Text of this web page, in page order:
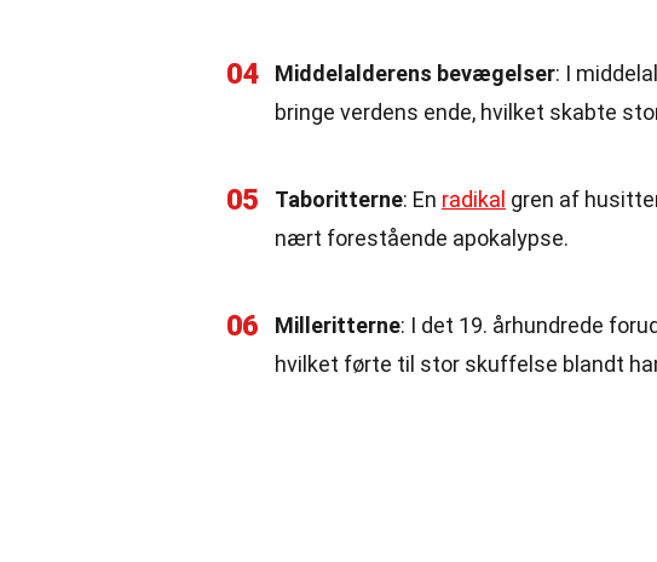
04 Middelalderens bevægelser: I
bringe verdens ende, hvilket skabte
05 Taboritterne: En radikal gren af
nært forestående apokalypse.
06 Milleritterne: I det 19. århundrede
hvilket førte til stor skuffelse blandt